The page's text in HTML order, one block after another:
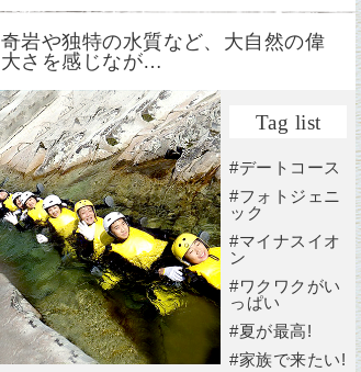
奇岩や独特の水質など、大自然の偉
大さを感じなが…
Tag list
#デートコース
#フォトジェニ
ック
#マイナスイオ
ン
#ワクワクがい
っぱい
#夏が最高!
#家族で来たい!